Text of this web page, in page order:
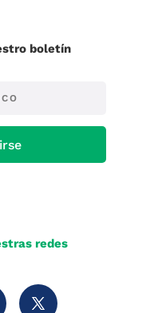
boletín
redes